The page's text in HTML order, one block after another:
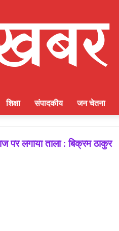
शिक्षा संपादकीय जन चेतना
पर लगाया ताला : बिक्रम ठाकुर